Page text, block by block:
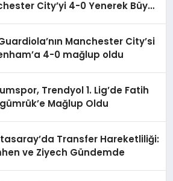
City’yi 4-0 Yenerek Büyük
Manchester City’si
4-0 mağlup oldu
Trendyol 1. Lig’de Fatih
Mağlup Oldu
Transfer Hareketliliği:
ve Ziyech Gündemde